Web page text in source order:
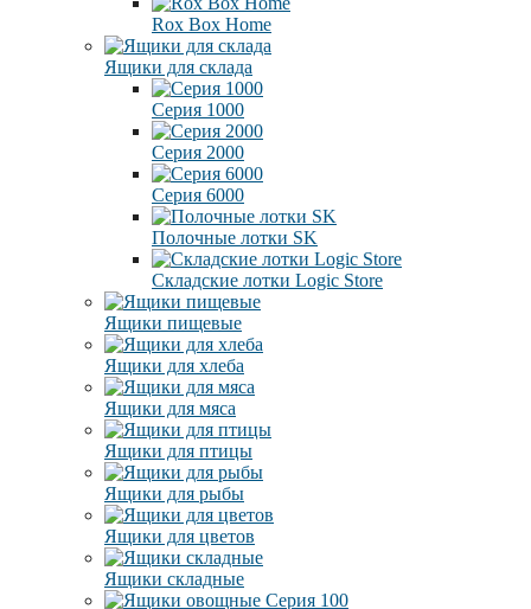
Rox Box Home
Ящики для склада
Серия 1000
Серия 2000
Серия 6000
Полочные лотки SK
Складские лотки Logic Store
Ящики пищевые
Ящики для хлеба
Ящики для мяса
Ящики для птицы
Ящики для рыбы
Ящики для цветов
Ящики складные